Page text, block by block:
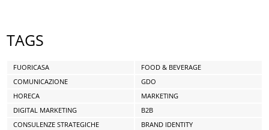
TAGS
FUORICASA
FOOD & BEVERAGE
COMUNICAZIONE
GDO
HORECA
MARKETING
DIGITAL MARKETING
B2B
CONSULENZE STRATEGICHE
BRAND IDENTITY